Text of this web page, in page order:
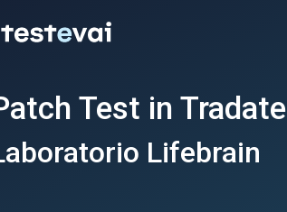
Test in Tradate
Lifebrain